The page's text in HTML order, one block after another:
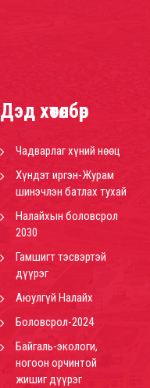
Дэд хөтөлбөр
Чадварлаг хүний нөөц
Хүндэт иргэн-Журам
шинэчлэн батлах тухай
Налайхын боловсрол
2030
Гамшигт тэсвэртэй
дүүрэг
Аюулгүй Налайх
Боловсрол-2024
Байгаль-экологи,
ногоон орчинтой
жишиг дүүрэг